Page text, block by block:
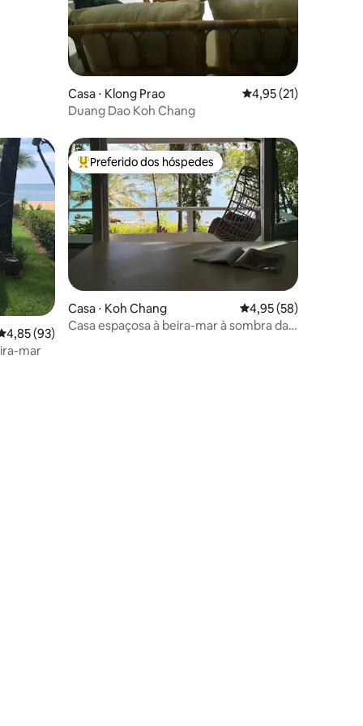
Casa ⋅ Klong Prao 4,95 de uma
4,95 (21)
Duang Dao Koh Chang
de uma avaliação média de 5, 93 avaliações
4,85 (93)
mar
Entre os melhores preferidos dos hóspedes
Preferido dos hóspedes
Casa ⋅ Koh Chang 4,95 de uma
4,95 (58)
Casa espaçosa à beira-mar à sombra das